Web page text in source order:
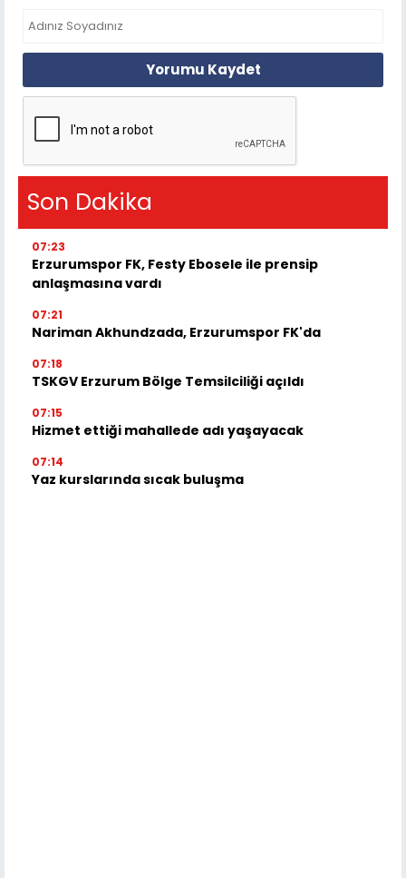
Yorumu Kaydet
Son Dakika
07:23
Erzurumspor FK, Festy Ebosele ile prensip
anlaşmasına vardı
07:21
Nariman Akhundzada, Erzurumspor FK'da
07:18
TSKGV Erzurum Bölge Temsilciliği açıldı
07:15
Hizmet ettiği mahallede adı yaşayacak
07:14
Yaz kurslarında sıcak buluşma